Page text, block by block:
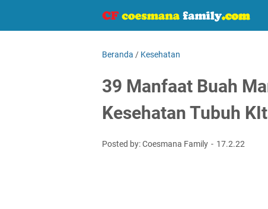
Beranda / Kesehatan
39 Manfaat Buah
Kesehatan Tubuh
Posted by: Coesmana Family 17.2.22